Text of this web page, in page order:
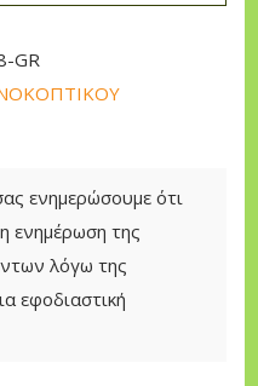
ενημερώσουμε ότι
ενημέρωση της
λόγω της
εφοδιαστική
GR